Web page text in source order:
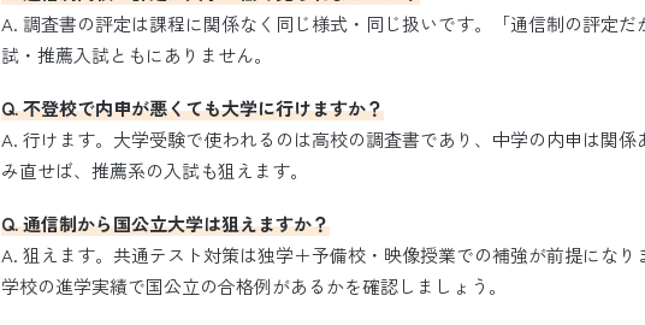
A. 調査書の評定は課程に関係なく同じ様式・同じ扱いです。「通信制の評定
試・推薦入試ともにありません。
Q. 不登校で内申が悪くても大学に行けますか？
A. 行けます。大学受験で使われるのは高校の調査書であり、中学の内申は関
み直せば、推薦系の入試も狙えます。
Q. 通信制から国公立大学は狙えますか？
A. 狙えます。共通テスト対策は独学＋予備校・映像授業での補強が前提になり
学校の進学実績で国公立の合格例があるかを確認しましょう。